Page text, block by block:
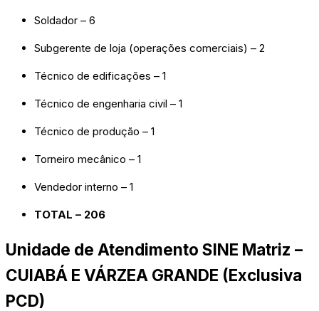
Soldador – 6
Subgerente de loja (operações comerciais) – 2
Técnico de edificações – 1
Técnico de engenharia civil – 1
Técnico de produção – 1
Torneiro mecânico – 1
Vendedor interno – 1
TOTAL – 206
Unidade de Atendimento SINE Matriz –
CUIABÁ E VÁRZEA GRANDE (Exclusiva
PCD)